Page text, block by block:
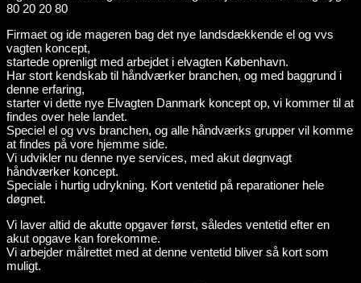
80 20 20 80
Firmaet og ide mageren bag det nye landsdækkende el og vvs
vagten koncept,
startede oprenligt med arbejdet i elvagten København.
Har stort kendskab til håndværker branchen, og med baggrund i
denne erfaring,
starter vi dette nye Elvagten Danmark koncept op, vi kommer til at
findes over hele landet.
Speciel el og vvs branchen, og alle håndværks grupper vil komme
at findes på vore hjemme side.
Vi udvikler nu denne nye services, med akut døgnvagt
håndværker koncept.
Speciale i hurtig udrykning. Kort ventetid på reparationer hele
døgnet.
Vi laver altid de akutte opgaver først, således ventetid efter en
akut opgave kan forekomme.
Vi arbejder målrettet med at denne ventetid bliver så kort som
muligt.